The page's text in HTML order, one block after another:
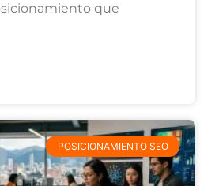
que
POSICIONAMIENTO SEO